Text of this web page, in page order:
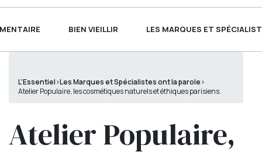
BIEN VIEILLIR LES MARQUES ET
L'Essentiel›Les Marques et Spécialistes ont la parole›
Atelier Populaire, les cosmétiques naturels et éthiques parisiens.
Atelier Populaire,